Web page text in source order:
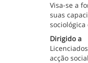
Visa-se a
suas
sociológica
Dirigido a
acção